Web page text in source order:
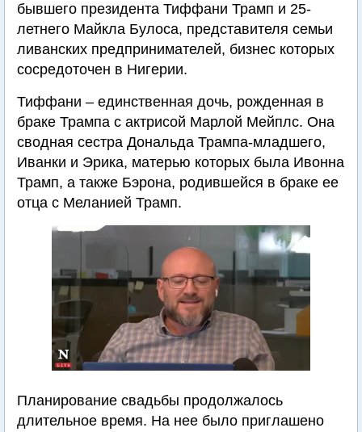
бывшего президента Тиффани Трамп и 25-
летнего Майкла Булоса, представителя семьи
ливанских предпринимателей, бизнес которых
сосредоточен в Нигерии.
Тиффани – единственная дочь, рожденная в
браке Трампа с актрисой Марлой Мейплс. Она
сводная сестра Дональда Трампа-младшего,
Иванки и Эрика, матерью которых была Ивонна
Трамп, а также Бэрона, родившейся в браке ее
отца с Меланией Трамп.
Планирование свадьбы продолжалось
длительное время. На нее было приглашено